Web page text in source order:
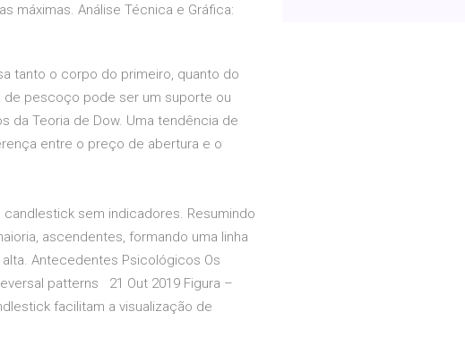
máximas. Análise Técnica e Gráfica:
tanto o corpo do primeiro, quanto do
pescoço pode ser um suporte ou
da Teoria de Dow. Uma tendência de
entre o preço de abertura e o
sem indicadores. Resumindo
ascendentes, formando uma linha
Antecedentes Psicológicos Os
patterns 21 Out 2019 Figura –
facilitam a visualização de